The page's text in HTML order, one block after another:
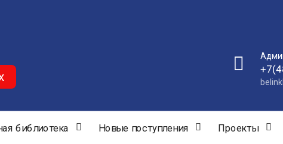
библиотека Новые поступления Проекты